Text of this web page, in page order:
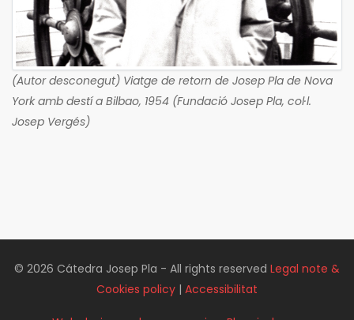
(Autor desconegut) Viatge de retorn de Josep Pla de Nova
York amb destí a Bilbao, 1954 (Fundació Josep Pla, col·l.
Josep Vergés)
© 2026 Cátedra Josep Pla - All rights reserved Legal note &
Cookies policy | Accessibilitat